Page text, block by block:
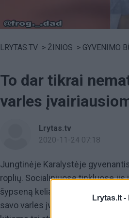
Lrytas.lt -
LRYTAS.TV > ŽINIOS > GYVENIMO
To dar tikrai
varles
Lrytas.tv
2020-11-24 07:18
Jungtinėje Karalystėje
roplių. Socialiniuose tinkluose jis
šypseną keliančiais vaizdo
savo varles įvairiausiomis